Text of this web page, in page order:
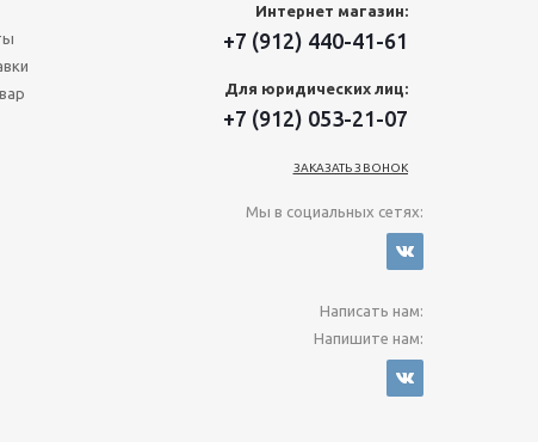
Интернет магазин:
+7 (912) 440-41-61
Для юридических лиц:
+7 (912) 053-21-07
ЗАКАЗАТЬ ЗВОНОК
Мы в социальных сетях:
Написать нам:
Напишите нам: